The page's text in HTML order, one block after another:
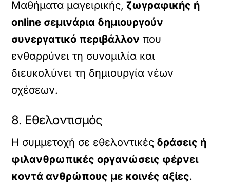
Μαθήματα μαγειρικής, ζωγραφικής ή
online σεμινάρια δημιουργούν
συνεργατικό περιβάλλον που
ενθαρρύνει τη συνομιλία και
διευκολύνει τη δημιουργία νέων
σχέσεων.
8. Εθελοντισμός
Η συμμετοχή σε εθελοντικές δράσεις ή
φιλανθρωπικές οργανώσεις φέρνει
κοντά ανθρώπους με κοινές αξίες.